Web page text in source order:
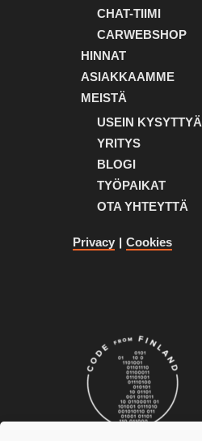
CHAT-TIIMI
CARWEBSHOP
HINNAT
ASIAKKAAMME
MEISTÄ
USEIN KYSYTTYÄ
YRITYS
BLOGI
TYÖPAIKAT
OTA YHTEYTTÄ
Privacy | Cookies